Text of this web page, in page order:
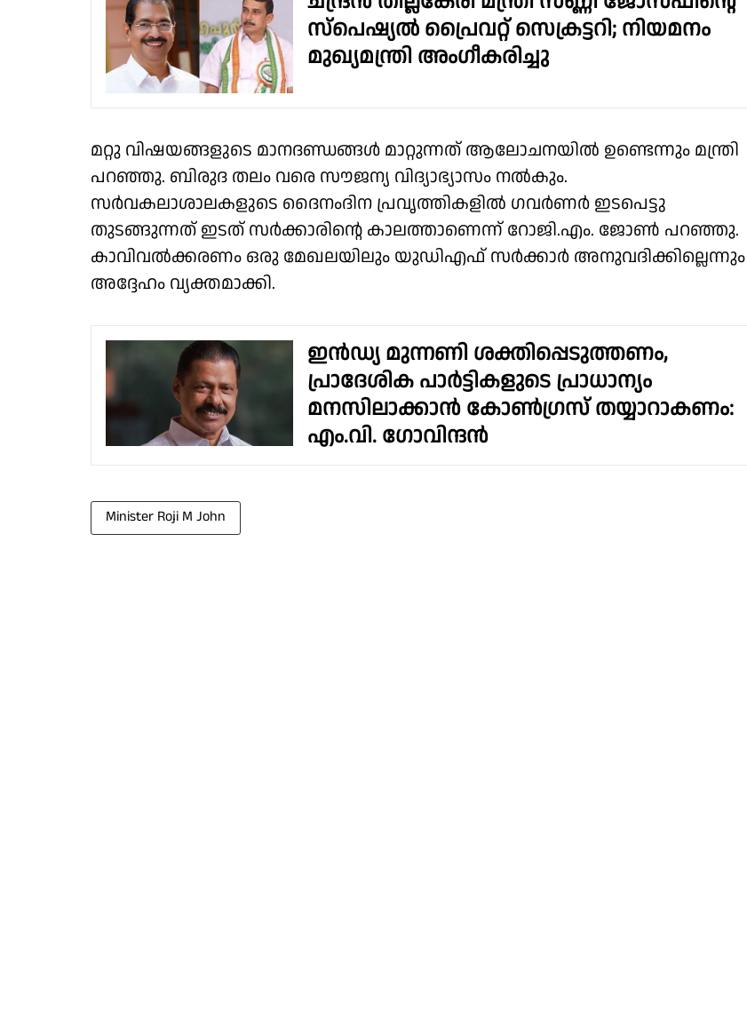
സ്പെഷ്യൽ പ്രൈവറ്റ് സെക്രട്ടറി; നിയമനം
മുഖ്യമന്ത്രി അംഗീകരിച്ചു
മറ്റു വിഷയങ്ങളുടെ മാനദണ്ഡങ്ങൾ മാറ്റുന്നത് ആലോചനയിൽ ഉണ്ടെന്നും മന്ത്രി
പറഞ്ഞു. ബിരുദ തലം വരെ സൗജന്യ വിദ്യാഭ്യാസം നൽകും.
സർവകലാശാലകളുടെ ദൈനംദിന പ്രവൃത്തികളിൽ ഗവർണർ ഇടപെട്ടു
തുടങ്ങുന്നത് ഇടത് സർക്കാരിൻ്റെ കാലത്താണെന്ന് റോജി.എം. ജോൺ പറഞ്ഞു.
കാവിവൽക്കരണം ഒരു മേഖലയിലും യുഡിഎഫ് സർക്കാർ അനുവദിക്കില്ലെന്നും
അദ്ദേഹം വ്യക്തമാക്കി.
ഇൻഡ്യ മുന്നണി ശക്തിപ്പെടുത്തണം,
പ്രാദേശിക പാർട്ടികളുടെ പ്രാധാന്യം
മനസിലാക്കാൻ കോൺഗ്രസ് തയ്യാറാകണം:
എം.വി. ഗോവിന്ദൻ
Minister Roji M John